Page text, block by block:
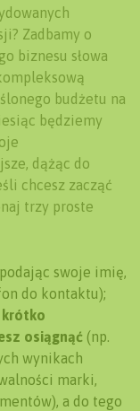
Zadbamy o
biznesu słowa
budżetu na
będziemy
dążąc do
chcesz zacząć
trzy proste
swoje imię,
do kontaktu);
krótko
osiągnąć (np.
wynikach
marki,
a do tego